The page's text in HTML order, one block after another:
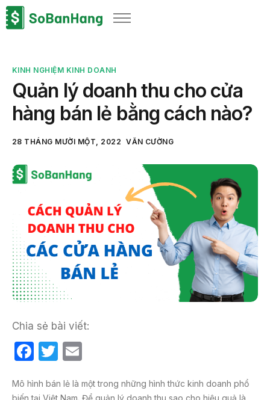
Sản phẩm
Bảng giá
Blog
Thông tin thuế
Về chúng tôi
KINH NGHIỆM KINH DOANH
Quản lý doanh thu cho cửa
hàng bán lẻ bằng cách nào?
28 THÁNG MƯỜI MỘT, 2022 VĂN CƯỜNG
Chia sẻ bài viết:
F
c
T
itt ail
Mô hình bán lẻ là một trong những hình thức kinh doanh phổ